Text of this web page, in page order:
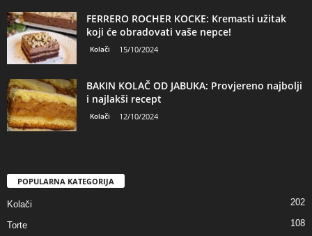
FERRERO ROCHER KOCKE: Kremasti užitak
koji će obradovati vaše nepce!
Kolači 15/10/2024
BAKIN KOLAČ OD JABUKA: Provjereno najbolji
i najlakši recept
Kolači 12/10/2024
POPULARNA KATEGORIJA
Kolači 202
Torte 108